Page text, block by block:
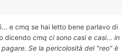
e cmq se hai letto bene parlavo di
dicendo cmq ci sono casi e casi... in
Se la pericolosità del "reo" è